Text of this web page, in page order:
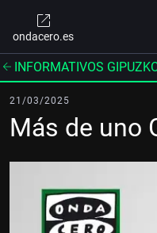
ondacero.es
INFORMATIVOS
21/03/2025
Más de uno